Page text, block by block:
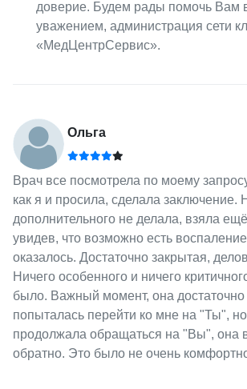
доверие. Будем рады помочь Вам
уважением, администрация сети
«МедЦентрСервис».
Ольга
Врач все посмотрела по моему
как я и просила, сделала заключение.
дополнительного не делала, взяла
увидев, что возможно есть
оказалось. Достаточно закрытая,
Ничего особенного и ничего
было. Важный момент, она
попыталась перейти ко мне на "Ты", но
продолжала обращаться на "Вы", она
обратно. Это было не очень